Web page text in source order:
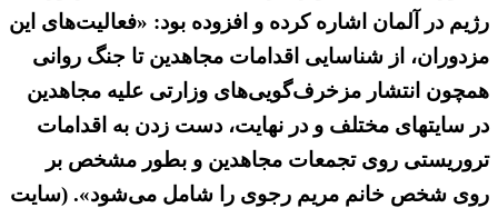
رژیم در آلمان اشاره کرده و افزوده بود: «فعالیت‌های این
مزدوران، از شناسایی اقدامات مجاهدین تا جنگ روانی
همچون انتشار مزخرف‌گویی‌های وزارتی علیه مجاهدین
در سایتهای مختلف و در نهایت، دست زدن به اقدامات
تروریستی روی تجمعات مجاهدین و بطور مشخص بر
روی شخص خانم مریم رجوی را شامل می‌شود». (سایت